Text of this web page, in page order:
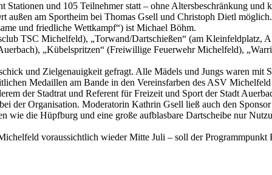
und 105 Teilnehmer statt – ohne Altersbeschränkung und
am Sportheim bei Thomas Gsell und Christoph Dietl
und friedliche Wettkampf“) ist Michael Böhm.
TSC Michelfeld), „Torwand/Dartschießen“ (am Kleinfeldplatz,
„Kübelspritzen“ (Freiwillige Feuerwehr Michelfeld),
und Zielgenauigkeit gefragt. Alle Mädels und Jungs waren mit
Medaillen am Bande in den Vereinsfarben des ASV
der Stadtrat und Referent für Freizeit und Sport der Stadt
der Organisation. Moderatorin Kathrin Gsell ließ auch den
wie die Hüpfburg und eine große aufblasbare Dartscheibe nur
voraussichtlich wieder Mitte Juli – soll der